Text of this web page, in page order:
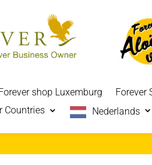
shop Luxemburg Forever
Countries
Nederlands